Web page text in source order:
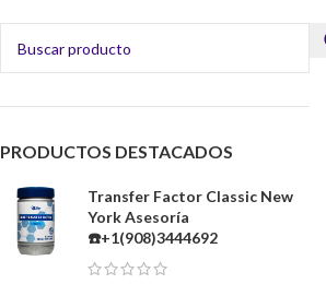
PRODUCTOS DESTACADOS
Transfer Factor Classic New
York Asesoría
☎️+1(908)3444692